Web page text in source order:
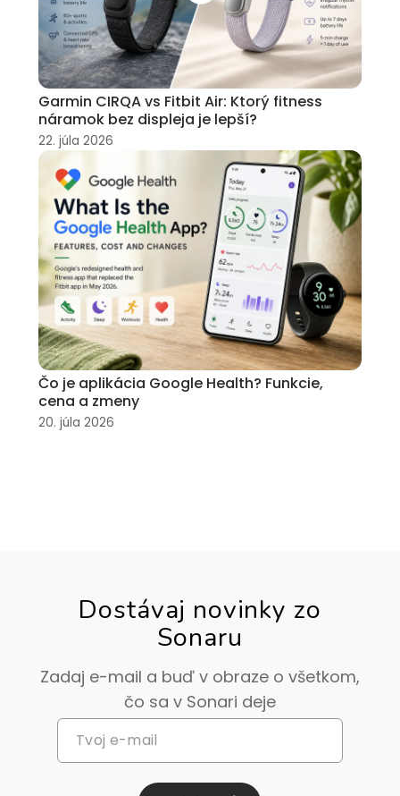
Garmin CIRQA vs Fitbit Air: Ktorý fitness
náramok bez displeja je lepší?
22. júla 2026
Čo je aplikácia Google Health? Funkcie,
cena a zmeny
20. júla 2026
Dostávaj novinky zo
Sonaru
Zadaj e-mail a buď v obraze o všetkom,
čo sa v Sonari deje